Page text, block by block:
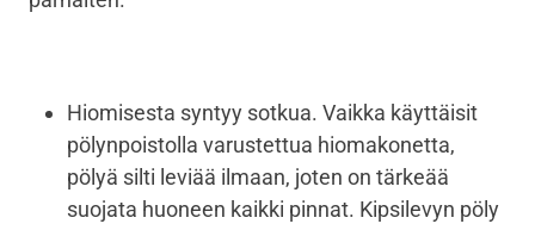
Hiomisesta syntyy sotkua. Vaikka käyttäisit
pölynpoistolla varustettua hiomakonetta,
pölyä silti leviää ilmaan, joten on tärkeää
suojata huoneen kaikki pinnat. Kipsilevyn pöly